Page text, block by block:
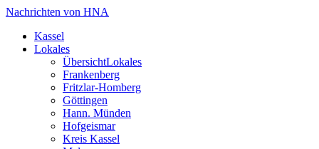
Nachrichten von HNA
Kassel
Lokales
ÜbersichtLokales
Frankenberg
Fritzlar-Homberg
Göttingen
Hann. Münden
Hofgeismar
Kreis Kassel